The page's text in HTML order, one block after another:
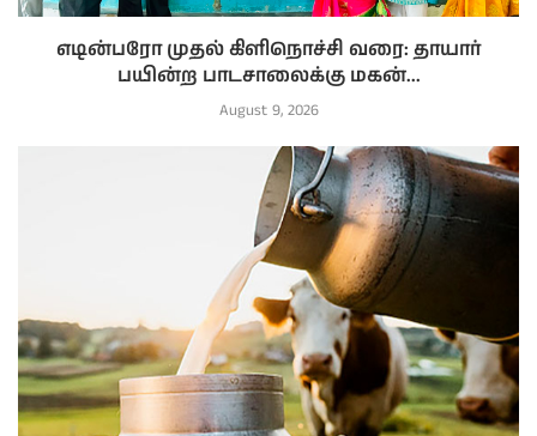
எடின்பரோ முதல் கிளிநொச்சி வரை: தாயார்
பயின்ற பாடசாலைக்கு மகன்...
August 9, 2026